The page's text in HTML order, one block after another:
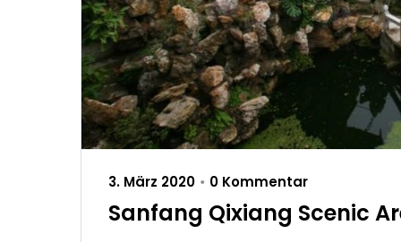
3. März 2020 • 0 Kommentar
Sanfang Qixiang Scenic